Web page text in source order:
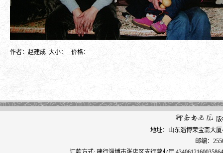
作者：赵建成 大小： 价格：
地址：山东淄博荣宝斋大厦
邮编：